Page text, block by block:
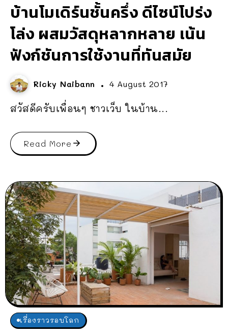
บ้านโมเดิร์นชั้นครึ่ง ดีไซน์โปร่ง
โล่ง ผสมวัสดุหลากหลาย เน้น
ฟังก์ชันการใช้งานที่ทันสมัย
Ricky Naibann 4 August 2017
สวัสดีครับเพื่อนๆ ชาวเว็บ ในบ้าน...
Read More
เรื่องราวรอบโลก